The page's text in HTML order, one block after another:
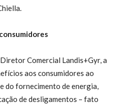
Comercial Landis+Gyr, a
aos consumidores ao
do fornecimento de energia,
de desligamentos – fato